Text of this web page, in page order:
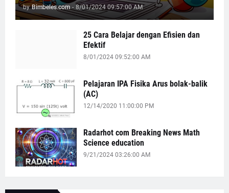
by Bimbeles.com - 8/01/2024 09:57:00 AM
25 Cara Belajar dengan Efisien dan
Efektif
8/01/2024 09:52:00 AM
Pelajaran IPA Fisika Arus bolak-balik
(AC)
12/14/2020 11:00:00 PM
Radarhot com Breaking News Math
Science education
9/21/2024 03:26:00 AM